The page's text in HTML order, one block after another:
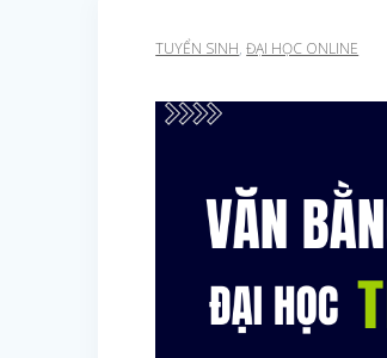
TUYỂN SINH,ĐẠI HỌC ONLINE